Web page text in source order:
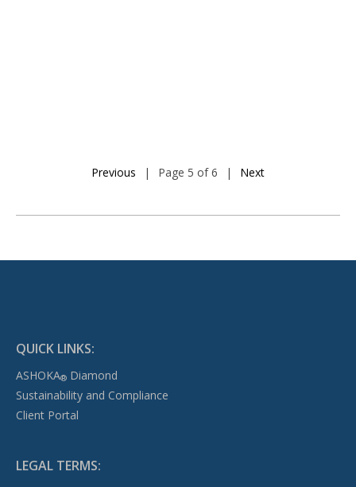
Previous | Page 5 of 6 | Next
QUICK LINKS:
ASHOKA®Diamond
Sustainability and Compliance
Client Portal
LEGAL TERMS: